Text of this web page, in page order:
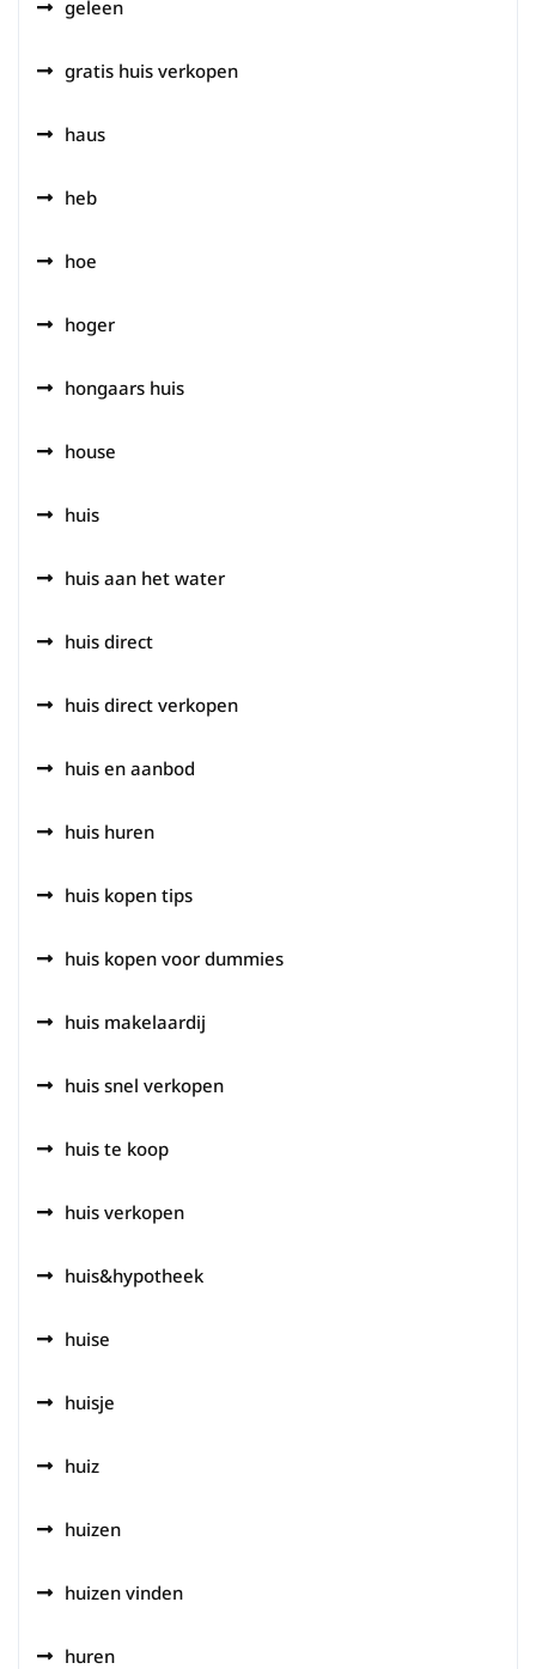
geleen
gratis huis verkopen
haus
heb
hoe
hoger
hongaars huis
house
huis
huis aan het water
huis direct
huis direct verkopen
huis en aanbod
huis huren
huis kopen tips
huis kopen voor dummies
huis makelaardij
huis snel verkopen
huis te koop
huis verkopen
huis&hypotheek
huise
huisje
huiz
huizen
huizen vinden
huren